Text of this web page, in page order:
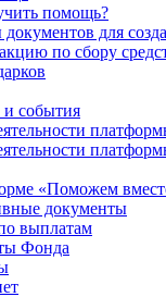
помощь?
для
по сбору
события
«Поможем
документы
выплатам
Фонда